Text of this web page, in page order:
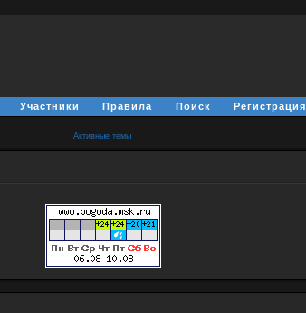
Участники Правила Поиск Регистрация
Активные темы